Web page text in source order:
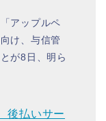
アップルペ
け、与信管
が8日、明ら
後払いサー